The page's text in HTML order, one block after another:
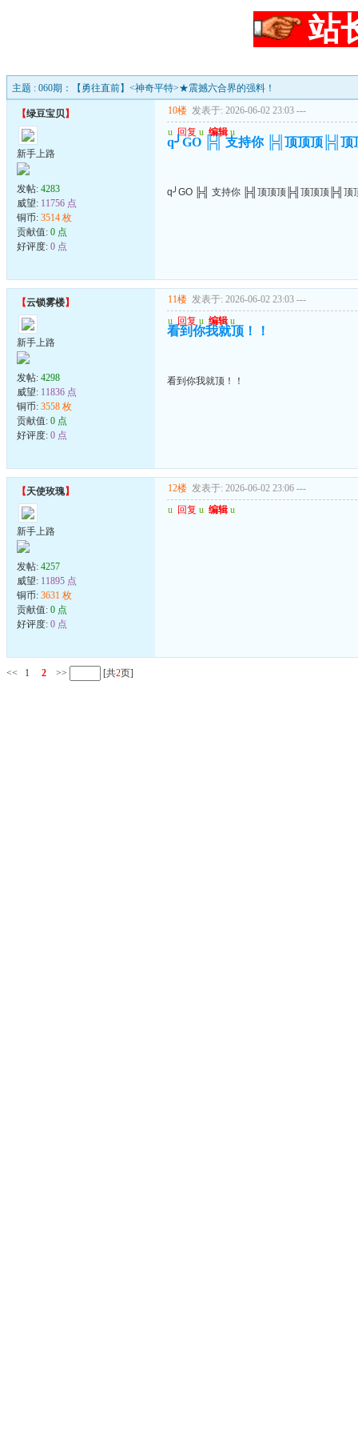
站
主题 : 060期：【勇往直前】<神奇平特>★震撼六合界的强料！
【绿豆宝贝】
新手上路
发帖: 4283
威望: 11756 点
铜币: 3514 枚
贡献值: 0 点
好评度: 0 点
10楼 发表于: 2026-06-02 23:03 ---
u 回复 u 编辑 u
q╯GO ╠╣ 支持你 ╠╣顶顶顶╠╣顶
q╯GO ╠╣ 支持你 ╠╣顶顶顶╠╣顶顶顶╠╣顶
【云锁雾楼】
新手上路
发帖: 4298
威望: 11836 点
铜币: 3558 枚
贡献值: 0 点
好评度: 0 点
11楼 发表于: 2026-06-02 23:03 ---
u 回复 u 编辑 u
看到你我就顶！！
看到你我就顶！！
【天使玫瑰】
新手上路
发帖: 4257
威望: 11895 点
铜币: 3631 枚
贡献值: 0 点
好评度: 0 点
12楼 发表于: 2026-06-02 23:06 ---
u 回复 u 编辑 u
<< 1 2 >> [共2页]